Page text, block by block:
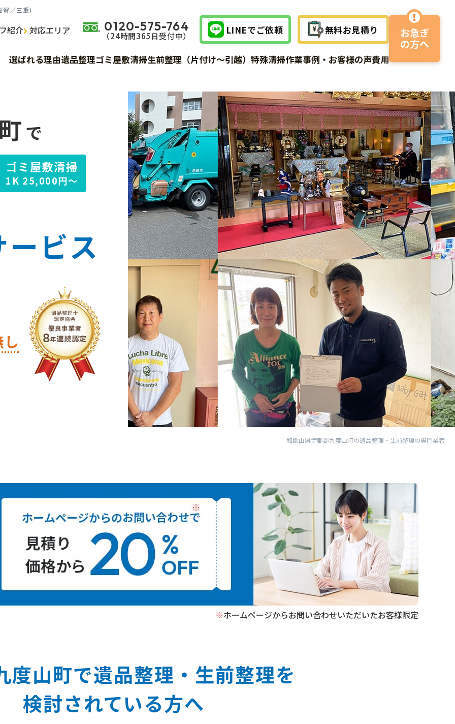
／三重）
紹介 対応エリア 0120-575-764
（24時間365⽇受付中） LINEでご依頼 無料お見積り
選ばれる理由遺品整理ゴミ屋敷清掃生前整理（片付け～引越） 特殊清掃
サービス詳細 費用 サービスの流れ
作業事例・お客様の声費用
お急ぎ
の方へ
和歌山県伊都郡九度山町の遺品整理・生前整理の専門業者
で
ゴミ屋敷清掃
1K 25,000円～
ビス
※ホームページからお問い合わせいただいたお客様限定
度山町で遺品整理‧⽣前整理を
検討されている⽅へ